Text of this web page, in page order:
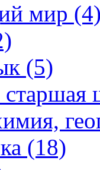
мир
(5)
(18)